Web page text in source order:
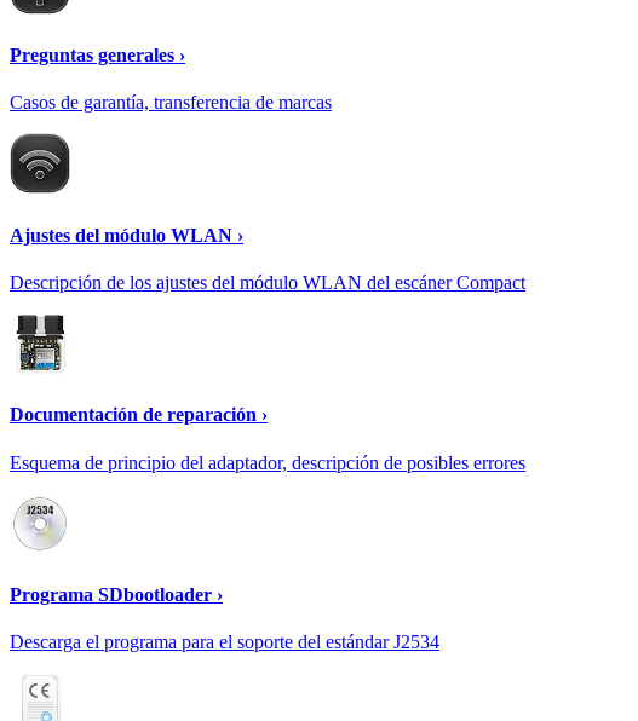
Preguntas generales ›
Casos de garantía, transferencia de marcas
Ajustes del módulo WLAN ›
Descripción de los ajustes del módulo WLAN del escáner Compact
Documentación de reparación ›
Esquema de principio del adaptador, descripción de posibles errores
Programa SDbootloader ›
Descarga el programa para el soporte del estándar J2534